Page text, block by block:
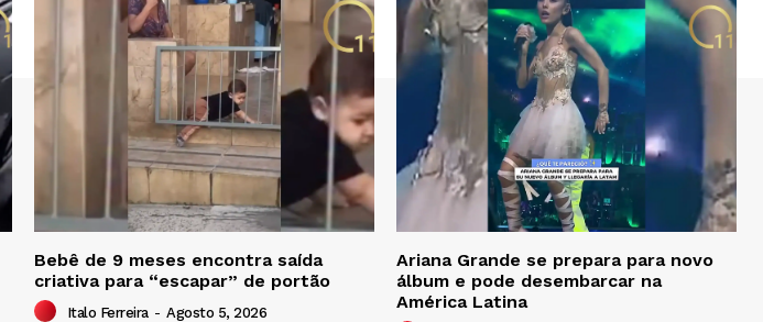
Bebê de 9 meses encontra saída
criativa para “escapar” de portão
Italo Ferreira - Agosto 5, 2026
Ariana Grande se prepara para novo
álbum e pode desembarcar na
América Latina